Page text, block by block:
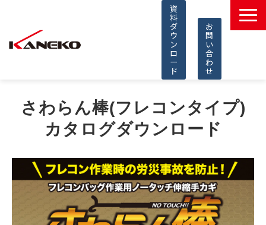
資
料
ダ
ウ
ン
ロ
ー
ド
お
問
い
合
わ
せ
導入事例
選ばれる理由
知的財産
採用情報
よくあるご質問
さわらん棒(フレコンタイプ)
カタログダウンロード